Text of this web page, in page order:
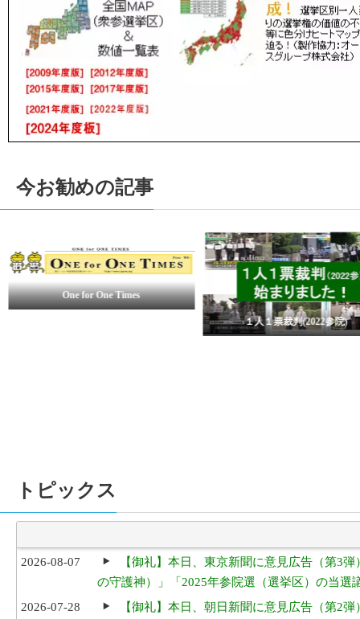
今お勧めの記事
一人一票(2019参院)裁判
トピックス
2026-08-07
【御礼】本日、東京新聞に意見広告（第3
の守護神）」「2025年参院選（選挙区）の当
2026-07-28
【御礼】本日、朝日新聞に意見広告（第2